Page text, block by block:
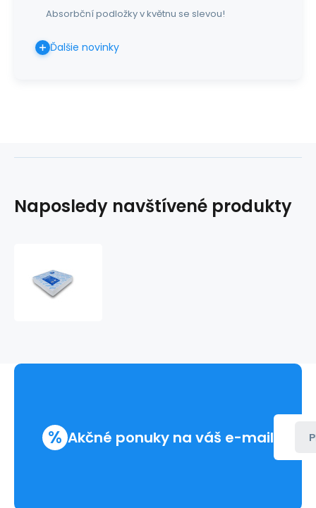
Absorbční podložky v květnu se slevou!
Ďalšie novinky
Naposledy navštívené produkty
% Akčné ponuky na váš e-mail